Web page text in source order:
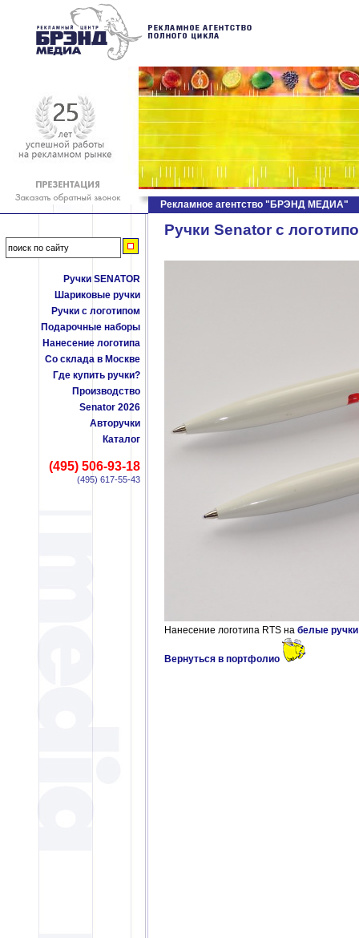
Ручки Senator c
Ручки SENATOR
Шариковые ручки
Ручки с логотипом
Подарочные наборы
Нанесение логотипа
Со склада в Москве
Где купить ручки?
Производство
Senator 2026
Авторучки
Каталог
(495) 506-93-18
(495) 617-55-43
Рекламное агентство "БРЭНД МЕДИА"
Нанесение логотипа RTS на белые
Вернуться в портфолио